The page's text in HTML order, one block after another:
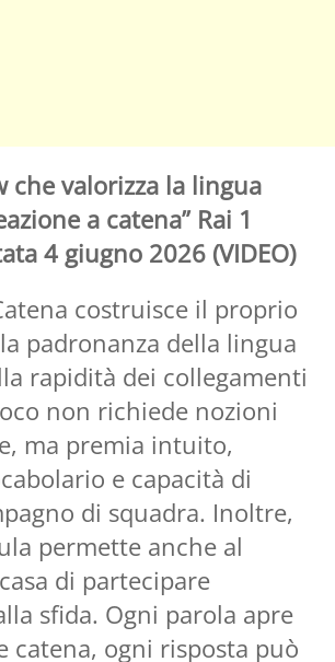
che valorizza la lingua
a catena” Rai 1
4 giugno 2026 (VIDEO)
costruisce il proprio
padronanza della lingua
rapidità dei collegamenti
non richiede nozioni
ma premia intuito,
e capacità di
di squadra. Inoltre,
permette anche al
di partecipare
sfida. Ogni parola apre
catena, ogni risposta può